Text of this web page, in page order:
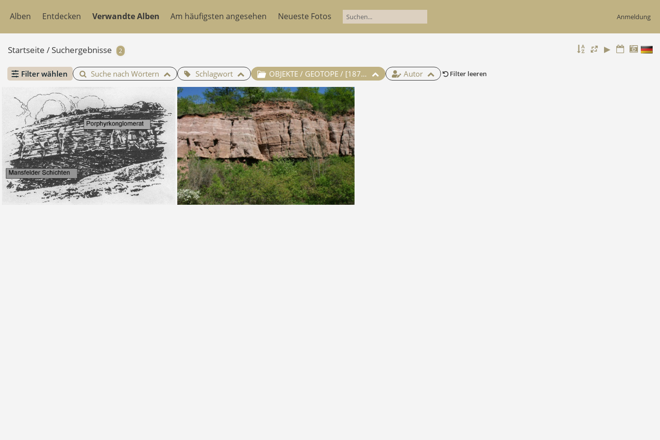
Alben Entdecken Verwandte Alben Am häufigsten angesehen Neueste Fotos Anmeldung
Startseite / Suchergebnisse 2
Filter wählen Suche nach Wörtern Schlagwort OBJEKTE / GEOTOPE / [187] Steinbruch Tal der Heiligen Reiser (Hettstedt) Autor Filter leeren